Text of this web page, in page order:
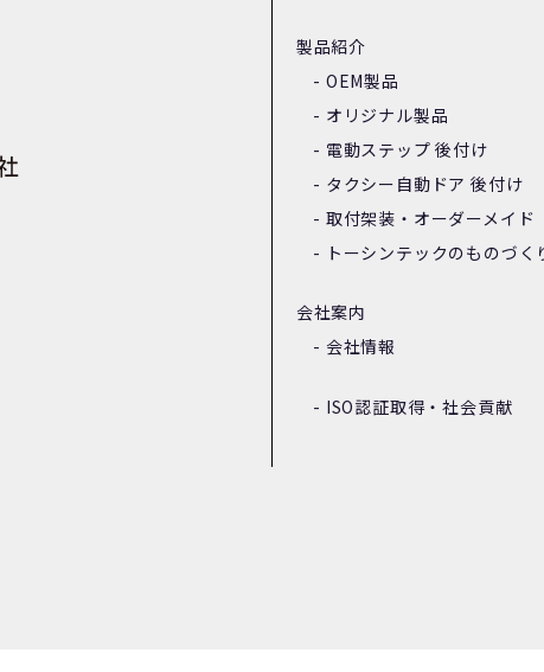
製品紹介
OEM製品
オリジナル製品
電動ステップ 後付け
タクシー自動ドア 後付け
取付架装・オーダーメイド
トーシンテックのものづく
会社案内
会社情報
ISO認証取得・社会貢献